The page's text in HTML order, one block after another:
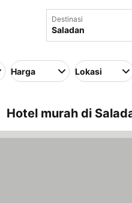
Destinasi
Harga Lokasi
Hotel murah di